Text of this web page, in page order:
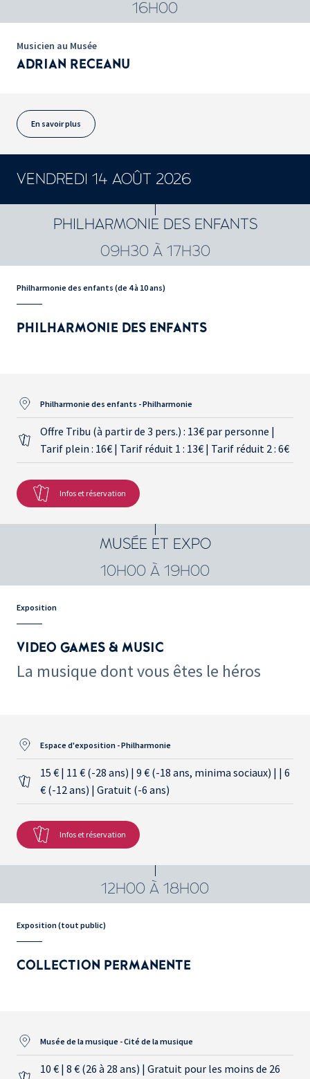
16H00
Musicien au Musée
ADRIAN RECEANU
En savoir plus
VENDREDI 14 AOÛT 2026
PHILHARMONIE DES ENFANTS
09H30 À 17H30
Philharmonie des enfants (de 4 à 10 ans)
PHILHARMONIE DES ENFANTS
Philharmonie des enfants - Philharmonie
Offre Tribu (à partir de 3 pers.) : 13€ par personne |
Tarif plein : 16€ | Tarif réduit 1 : 13€ | Tarif réduit 2 : 6€
Infos et réservation
MUSÉE ET EXPO
10H00 À 19H00
Exposition
VIDEO GAMES & MUSIC
La musique dont vous êtes le héros
Espace d'exposition - Philharmonie
15 € | 11 € (-28 ans) | 9 € (-18 ans, minima sociaux) | | 6
€ (-12 ans) | Gratuit (-6 ans)
Infos et réservation
12H00 À 18H00
Exposition (tout public)
COLLECTION PERMANENTE
Musée de la musique - Cité de la musique
10 € | 8 € (26 à 28 ans) | Gratuit pour les moins de 26